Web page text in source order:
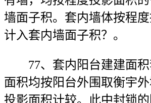
墙面子积。套内墙体按程
计入套内墙面子积？。
77、套内阳台建建面积
面积均按阳台外围取衡宇
投影面积计较。此中封锁